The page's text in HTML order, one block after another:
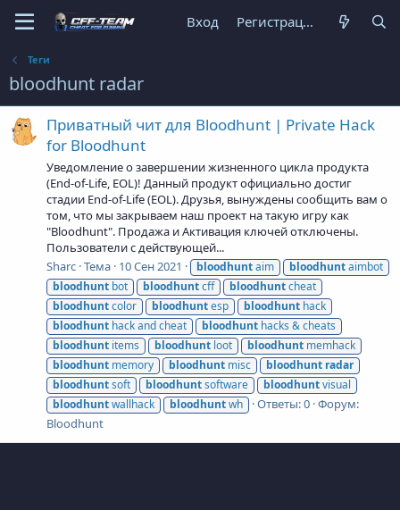
Вход Регистрация
Теги
bloodhunt radar
Приватный чит для Bloodhunt | Private Hack
for Bloodhunt
Уведомление о завершении жизненного цикла продукта
(End-of-Life, EOL)! Данный продукт официально достиг
стадии End-of-Life (EOL). Друзья, вынуждены сообщить вам о
том, что мы закрываем наш проект на такую игру как
"Bloodhunt". Продажа и Активация ключей отключены.
Пользователи с действующей...
Sharc Тема 10 Сен 2021 bloodhuntaim bloodhuntaimbot
bloodhunt bot bloodhuntcff bloodhuntcheat
bloodhuntcolor bloodhuntesp bloodhunt hack
bloodhunt hack and cheat bloodhunt hacks & cheats
bloodhunt items bloodhunt loot bloodhunt memhack
bloodhunt memory bloodhunt misc bloodhunt radar
bloodhuntsoft bloodhuntsoftware bloodhuntvisual
bloodhuntwallhack bloodhuntwh Ответы: 0 Форум:
Bloodhunt